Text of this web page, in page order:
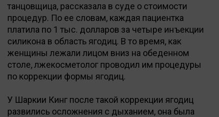
танцовщица, рассказала в суде о стоимости
процедур. По ее словам, каждая пациентка
платила по 1 тыс. долларов за четыре инъекции
силикона в область ягодиц. В то время, как
женщины лежали лицом вниз на обеденном
столе, лжекосметолог проводил им процедуры
по коррекции формы ягодиц.
У Шаркии Кинг после такой коррекции ягодиц
развились осложнения с дыханием, она была